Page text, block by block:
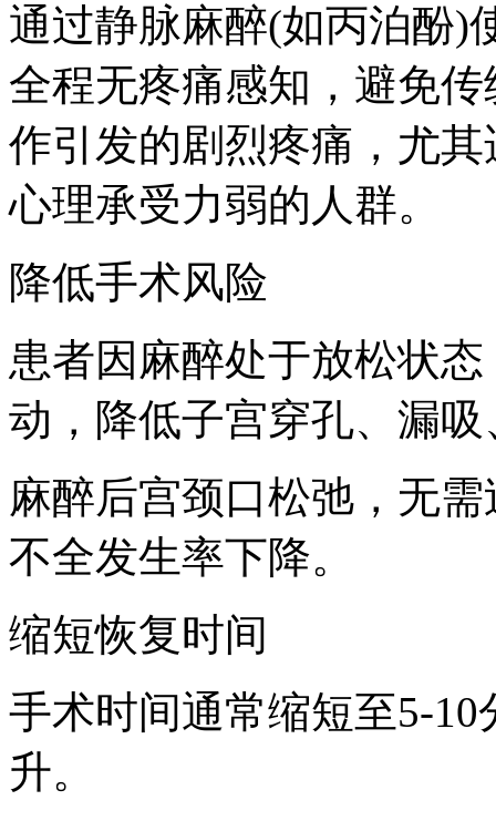
通过静脉麻醉(如丙泊酚)
全程无疼痛感知，避免
作引发的剧烈疼痛，尤
心理承受力弱的人群。
降低手术风险
患者因麻醉处于放松状
动，降低子宫穿孔、漏
麻醉后宫颈口松弛，无
不全发生率下降。
缩短恢复时间
手术时间通常缩短至5-
升。